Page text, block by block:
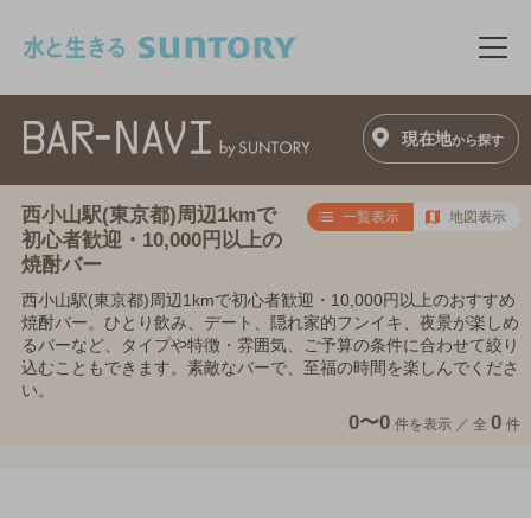
メ
現在地から探す
西小山駅(東京都)周辺1kmで
初心者歓迎・10,000円以上の
焼酎バー
一覧表示 地図表示
西小山駅(東京都)周辺1kmで初心者歓迎・10,000円以上のおすすめ
焼酎バー。ひとり飲み、デート、隠れ家的フンイキ、夜景が楽しめ
るバーなど、タイプや特徴・雰囲気、ご予算の条件に合わせて絞り
込むこともできます。素敵なバーで、至福の時間を楽しんでくださ
い。
0〜0 件を表示 ／ 全 0 件